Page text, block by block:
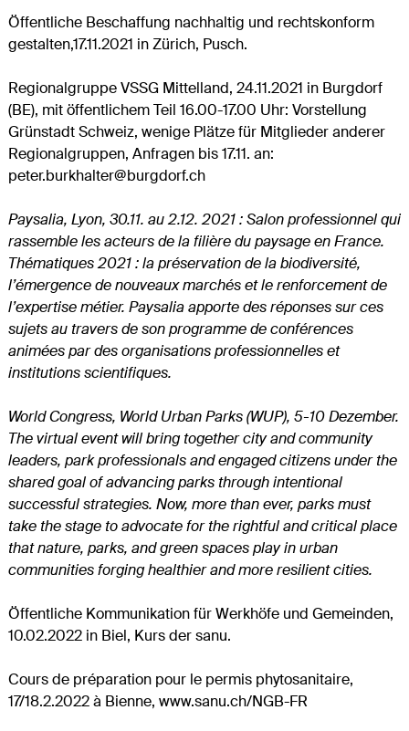
Öffentliche Beschaffung nachhaltig und rechtskonform
gestalten,17.11.2021 in Zürich, Pusch.
Regionalgruppe VSSG Mittelland, 24.11.2021 in Burgdorf
(BE), mit öffentlichem Teil 16.00-17.00 Uhr: Vorstellung
Grünstadt Schweiz, wenige Plätze für Mitglieder anderer
Regionalgruppen, Anfragen bis 17.11. an:
peter.burkhalter@burgdorf.ch
Paysalia, Lyon, 30.11. au 2.12. 2021 : Salon professionnel qui
rassemble les acteurs de la filière du paysage en France.
Thématiques 2021 : la préservation de la biodiversité,
l’émergence de nouveaux marchés et le renforcement de
l’expertise métier. Paysalia apporte des réponses sur ces
sujets au travers de son programme de conférences
animées par des organisations professionnelles et
institutions scientifiques.
World Congress, World Urban Parks (WUP), 5-10 Dezember.
The virtual event will bring together city and community
leaders, park professionals and engaged citizens under the
shared goal of advancing parks through intentional
successful strategies. Now, more than ever, parks must
take the stage to advocate for the rightful and critical place
that nature, parks, and green spaces play in urban
communities forging healthier and more resilient cities.
Öffentliche Kommunikation für Werkhöfe und Gemeinden,
10.02.2022 in Biel, Kurs der sanu.
Cours de préparation pour le permis phytosanitaire,
17/18.2.2022 à Bienne, www.sanu.ch/NGB-FR